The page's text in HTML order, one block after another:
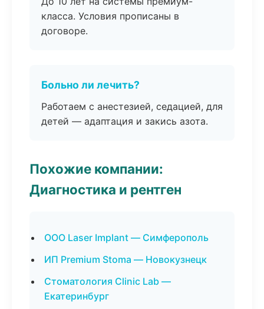
класса. Условия прописаны в
договоре.
Больно ли лечить?
Работаем с анестезией, седацией, для
детей — адаптация и закись азота.
Похожие компании:
Диагностика и рентген
ООО Laser Implant — Симферополь
ИП Premium Stoma — Новокузнецк
Стоматология Clinic Lab —
Екатеринбург